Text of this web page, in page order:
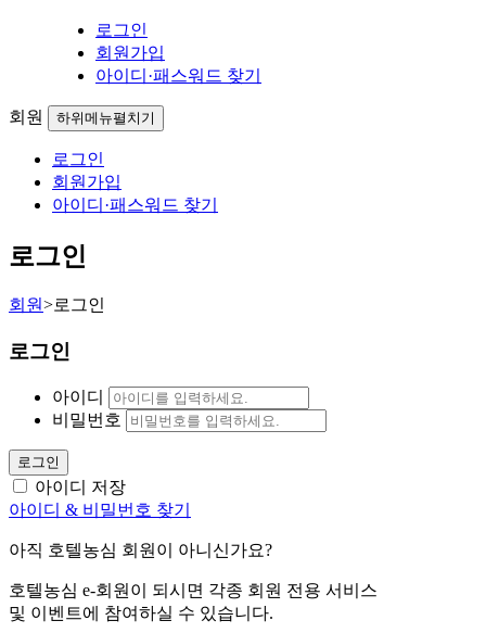
로그인
회원가입
아이디·패스워드 찾기
회원 하위메뉴펼치기
로그인
회원가입
아이디·패스워드 찾기
로그인
회원>로그인
로그인
아이디
비밀번호
로그인
아이디 저장
아이디 & 비밀번호 찾기
아직 호텔농심 회원이 아니신가요?
호텔농심 e-회원이 되시면 각종 회원 전용 서비스
및 이벤트에 참여하실 수 있습니다.